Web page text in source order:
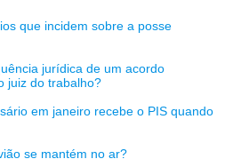
que incidem sobre a posse
jurídica de um acordo
juiz do trabalho?
em janeiro recebe o PIS quando
se mantém no ar?